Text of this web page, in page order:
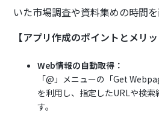
いた市場調査や資料集めの時間を
【アプリ作成のポイントとメリッ
Web情報の自動取得：
「@」メニューの「Get
を利用し、指定したURLや検索
す。